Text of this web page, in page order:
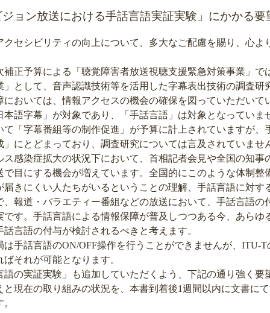
ジョン放送における手話言語実証実験」にかかる要
セシビリティの向上について、多大なご配慮を賜り、心よ
正予算による「聴覚障害者放送視聴支援緊急対策事業」で
」として、音声認識技術等を活用した字幕表出技術の調査研
おいては、情報アクセスの機会の確保を図っていただいて
本語字幕」が対象であり、「手話言語」は対象となっていま
て「字幕番組等の制作促進」が予算に計上されていますが、
にとどまっており、調査研究については言及されていませ
感染症拡大の状況下において、首相記者会見や全国の知事
目にする機会が増えています。全国的にこのような体制整
届きにくい人たちがいるということの理解、手話言語に対す
報道・バラエティー番組などの放送において、手話言語の
す。手話言語による情報保障が普及しつつある今、あらゆ
言語の付与が検討されるべきと考えます。
手話言語のON/OFF操作を行うことができませんが、ITU-T
それが可能となります。
の実証実験」も追加していただくよう、下記の通り強く要
現在の取り組みの状況を、本書到着後1週間以内に文書に